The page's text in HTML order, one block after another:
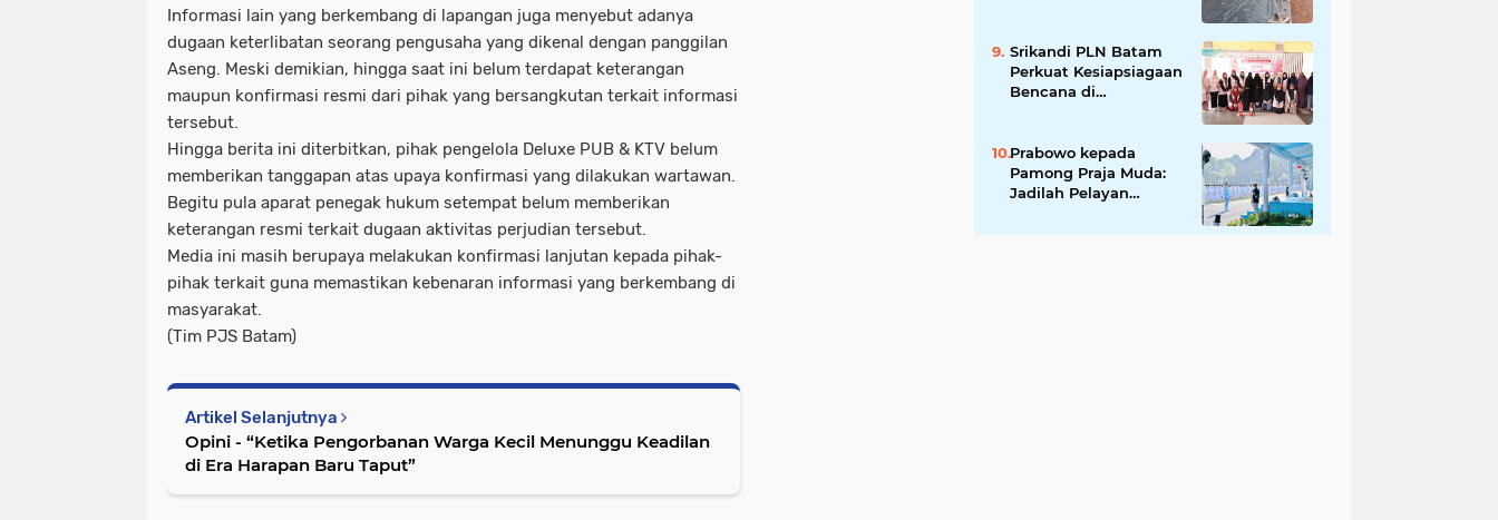
Informasi lain yang berkembang di lapangan juga menyebut adanya
dugaan keterlibatan seorang pengusaha yang dikenal dengan panggilan
Aseng. Meski demikian, hingga saat ini belum terdapat keterangan
maupun konfirmasi resmi dari pihak yang bersangkutan terkait informasi
tersebut.
Hingga berita ini diterbitkan, pihak pengelola Deluxe PUB & KTV belum
memberikan tanggapan atas upaya konfirmasi yang dilakukan wartawan.
Begitu pula aparat penegak hukum setempat belum memberikan
keterangan resmi terkait dugaan aktivitas perjudian tersebut.
Media ini masih berupaya melakukan konfirmasi lanjutan kepada pihak-
pihak terkait guna memastikan kebenaran informasi yang berkembang di
masyarakat.
(Tim PJS Batam)
Artikel Selanjutnya
Opini - “Ketika Pengorbanan Warga Kecil Menunggu Keadilan
di Era Harapan Baru Taput”
Penggunaan APBD
Srikandi PLN Batam
Perkuat Kesiapsiagaan
Bencana di
APAR dan Rambu K3
Prabowo kepada
Pamong Praja Muda:
Jadilah Pelayan